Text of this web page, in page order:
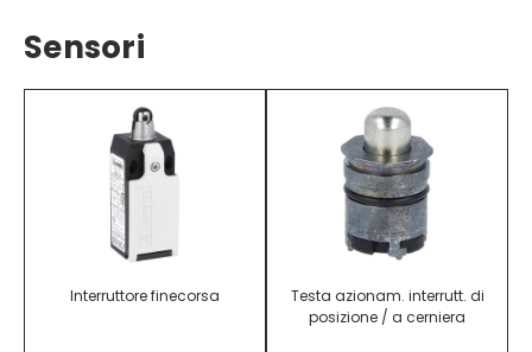
Sensori
Interruttore finecorsa
Testa azionam. interrutt. di
posizione / a cerniera